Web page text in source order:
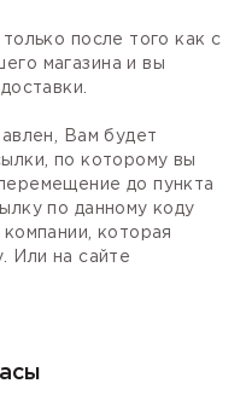
после того как с
магазина и вы
Вам будет
по которому вы
до пункта
по данному коду
которая
Или на сайте